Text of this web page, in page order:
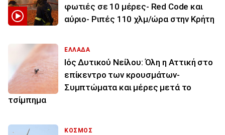
φωτιές σε 10 μέρες- Red Code και
αύριο- Ριπές 110 χλμ/ώρα στην Κρήτη
ΕΛΛΑΔΑ
Ιός Δυτικού Νείλου: Όλη η Αττική στο
επίκεντρο των κρουσμάτων-
Συμπτώματα και μέρες μετά το
τσίμπημα
ΚΟΣΜΟΣ